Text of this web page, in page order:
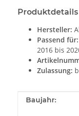
Produktdetails
Hersteller:
Passend für:
2016 bis
Zulassung:
Wert
Baujahr: